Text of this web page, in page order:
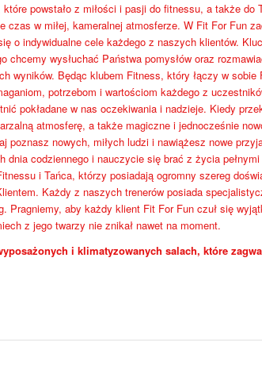
powstało z miłości i pasji do fitnessu, a także do
czas w miłej, kameralnej atmosferze. W Fit For Fun
o indywidualne cele każdego z naszych klientów.
chcemy wysłuchać Państwa pomysłów oraz
wyników. Będąc klubem Fitness, który łączy w
potrzebom i wartościom każdego z
pokładane w nas oczekiwania i nadzieje. Kiedy
atmosferę, a także magiczne i jednocześnie
poznasz nowych, miłych ludzi i nawiążesz nowe
dnia codziennego i nauczycie się brać z życia
i Tańca, którzy posiadają ogromny szereg
Każdy z naszych trenerów posiada
Pragniemy, aby każdy klient Fit For Fun czuł się
z jego twarzy nie znikał nawet na moment.
i klimatyzowanych salach, które